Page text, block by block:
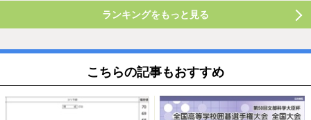
ランキングをもっと見る
こちらの記事もおすすめ